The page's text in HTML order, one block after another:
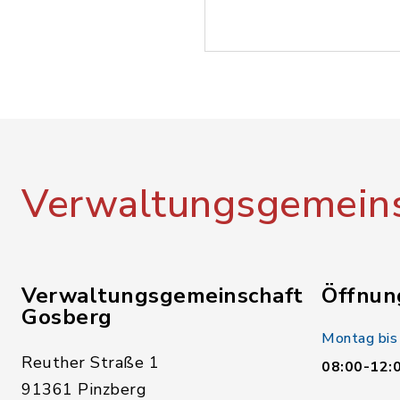
Verwaltungsgemeinschaft
Gosberg
Reuther Straße 1
91361 Pinzberg
Montag
08:00-